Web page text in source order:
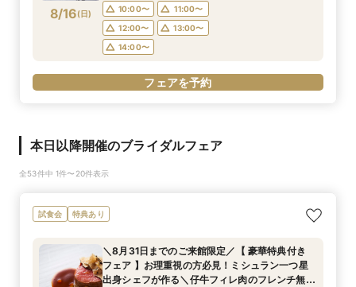
8/16(日) 10:00〜
11:00〜
12:00〜
13:00〜
14:00〜
フェアを予約
本日以降開催のブライダルフェア
全53件中 1件〜20件表示
試食会 特典あり
＼8月31日までのご来館限定／【 豪華特典付き
フェア 】お理重視の方必見！ミシュラン一つ星
出身シェフが作る＼仔牛フィレ肉のフレンチ無料